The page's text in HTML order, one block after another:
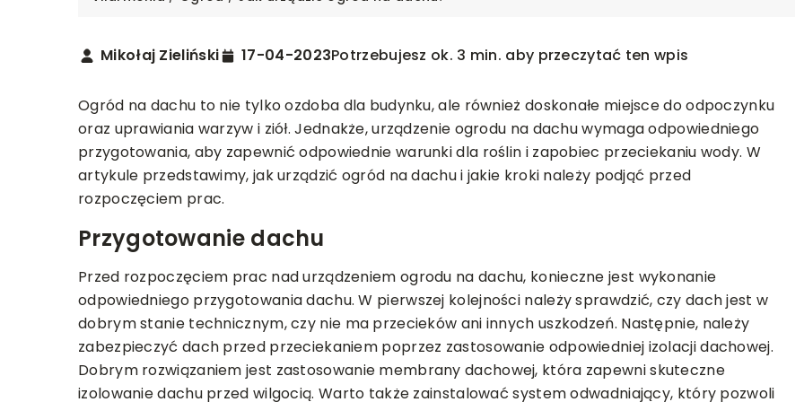
Mikołaj Zieliński 17-04-2023Potrzebujesz ok. 3 min. aby przeczytać ten wpis
Ogród na dachu to nie tylko ozdoba dla budynku, ale również doskonałe miejsce do odpoczynku
oraz uprawiania warzyw i ziół. Jednakże, urządzenie ogrodu na dachu wymaga odpowiedniego
przygotowania, aby zapewnić odpowiednie warunki dla roślin i zapobiec przeciekaniu wody. W
artykule przedstawimy, jak urządzić ogród na dachu i jakie kroki należy podjąć przed
rozpoczęciem prac.
Przygotowanie dachu
Przed rozpoczęciem prac nad urządzeniem ogrodu na dachu, konieczne jest wykonanie
odpowiedniego przygotowania dachu. W pierwszej kolejności należy sprawdzić, czy dach jest w
dobrym stanie technicznym, czy nie ma przecieków ani innych uszkodzeń. Następnie, należy
zabezpieczyć dach przed przeciekaniem poprzez zastosowanie odpowiedniej izolacji dachowej.
Dobrym rozwiązaniem jest zastosowanie membrany dachowej, która zapewni skuteczne
izolowanie dachu przed wilgocią. Warto także zainstalować system odwadniający, który pozwoli
I BUDOWA WYKOŃCZENIE
idealne oświetlenie
które podkreśli elegancję
09-01-2026
Innowacyjne technologie w
maszynach sprzątających: jak
nowoczesne rozwiązania zmieniają
branżę czystości
Odkryj, jak nowoczesne technologie w
maszynach sprzątających
REMONT I BUDOWA WYKOŃCZENIE
05-06-2024
Jak wybrać zasłony zaciemniające
domu?
Poznaj niezbędne porady, które